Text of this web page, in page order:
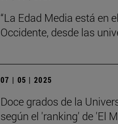
“La Edad Media está en
Occidente, desde las
07 | 05 | 2025
Doce grados de la
según el 'ranking' de 'El